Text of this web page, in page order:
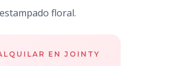
floral.
EN JOINTY